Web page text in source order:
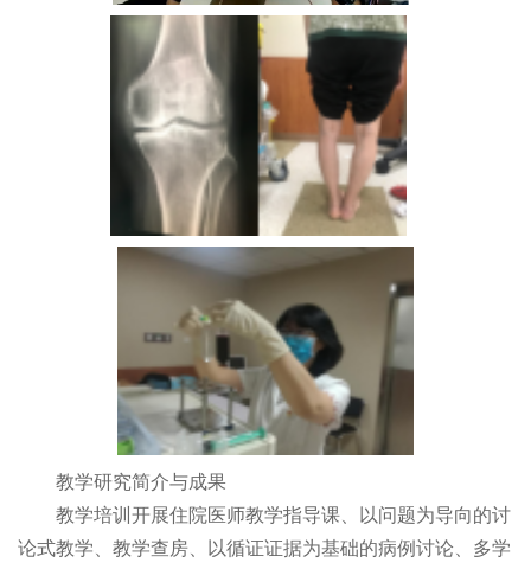
教学研究简介与成果
教学培训开展住院医师教学指导课、以问题为导向的讨
论式教学、教学查房、以循证证据为基础的病例讨论、多学